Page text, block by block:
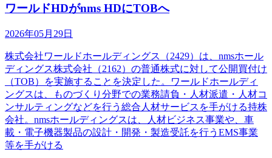
ワールドHDがnms HDにTOBへ
2026年05月29日
株式会社ワールドホールディングス（2429）は、nmsホール
ディングス株式会社（2162）の普通株式に対して公開買付け
（TOB）を実施することを決定した。ワールドホールディ
ングスは、ものづくり分野での業務請負・人材派遣・人材コ
ンサルティングなどを行う総合人材サービスを手がける持株
会社。nmsホールディングスは、人材ビジネス事業や、車
載・電子機器製品の設計・開発・製造受託を行うEMS事業
等を手がける